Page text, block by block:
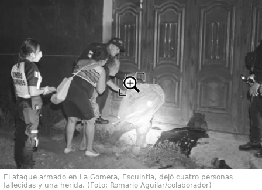
El ataque armado en La Gomera, Escuintla, dejó cuatro personas
fallecidas y una herida. (Foto: Romario Aguilar/colaborador)